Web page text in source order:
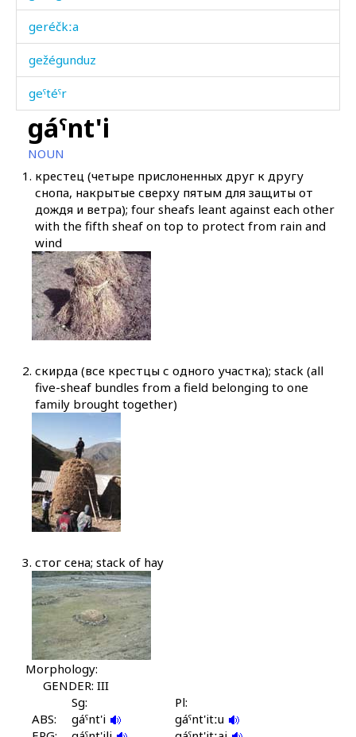
geréčkːa
gežégunduz
geˤtéˤr
gédbos
gél
génuk
gérgibos
gérkːibos
gértːi
géˤngit'i
gimí
gíkːur
giχːíč
gogó
gon
gonnó
gonnó
gonnór ačas
gonnór jatːéχas
gáˤnt'i
NOUN
1. крестец (четыре прислоненных друг к другу
снопа, накрытые сверху пятым для защиты от
дождя и ветра); four sheafs leant against each other
with the fifth sheaf on top to protect from rain and
wind
2. скирда (все крестцы с одного участка); stack (all
five-sheaf bundles from a field belonging to one
family brought together)
3. стог сена; stack of hay
Morphology:
GENDER: III
Sg:
Pl:
ABS:
gáˤnt'i
gáˤnt'itːu